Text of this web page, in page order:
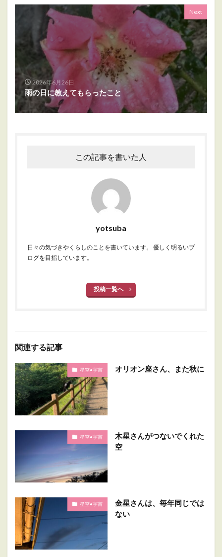
Next
2026年6月26日
雨の日に教えてもらったこと
この記事を書いた人
yotsuba
日々の気づきやくらしのことを書いています。 優しく明るいブ
ログを目指しています。
投稿一覧へ
関連する記事
星空•宇宙 オリオン座さん、また秋に
星空•宇宙
木星さんがつないでくれた
空
星空•宇宙
金星さんは、毎年同じでは
ない